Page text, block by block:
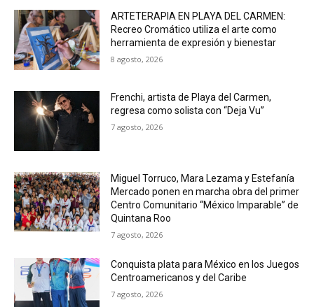
ARTETERAPIA EN PLAYA DEL CARMEN:
Recreo Cromático utiliza el arte como
herramienta de expresión y bienestar
8 agosto, 2026
Frenchi, artista de Playa del Carmen,
regresa como solista con “Deja Vu”
7 agosto, 2026
Miguel Torruco, Mara Lezama y Estefanía
Mercado ponen en marcha obra del primer
Centro Comunitario “México Imparable” de
Quintana Roo
7 agosto, 2026
Conquista plata para México en los Juegos
Centroamericanos y del Caribe
7 agosto, 2026